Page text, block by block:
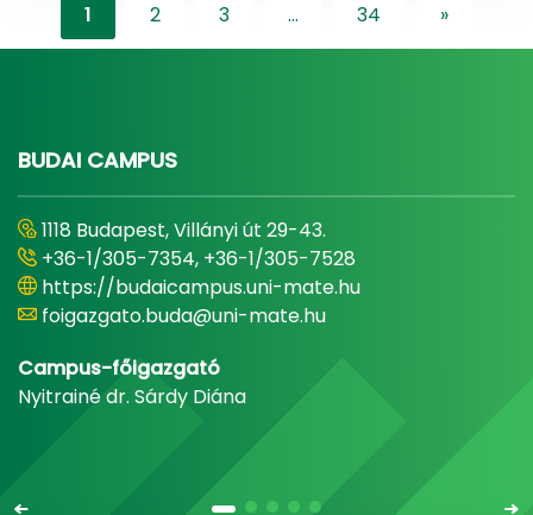
1 2 3 ... 34 »
BUDAI CAMPUS
1118 Budapest, Villányi út 29-43.
+36-1/305-7354, +36-1/305-7528
https://budaicampus.uni-mate.hu
foigazgato.buda@uni-mate.hu
Campus-főigazgató
Nyitrainé dr. Sárdy Diána